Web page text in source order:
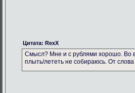
Цитата: RexX
Смысл? Мне и с рублями хорошо. Во
плыть/лететь не собираюсь. От слова